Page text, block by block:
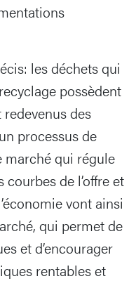
les déchets qui
possèdent
des
processus de
marché qui régule
de l’offre et
vont ainsi
qui permet de
et d’encourager
rentables et